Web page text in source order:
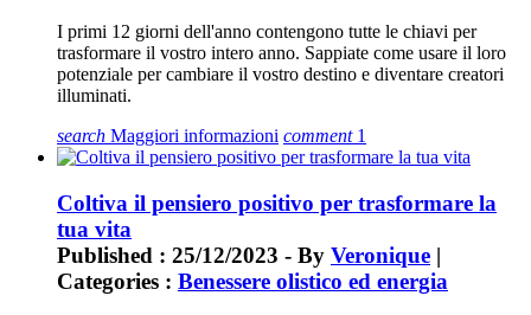
I primi 12 giorni dell'anno contengono tutte le chiavi per
trasformare il vostro intero anno. Sappiate come usare il loro
potenziale per cambiare il vostro destino e diventare creatori
illuminati.
search Maggiori informazioni comment1
Coltiva il pensiero positivo per trasformare la
tua vita
Published : 25/12/2023 - By Veronique |
Categories : Benessere olistico ed energia